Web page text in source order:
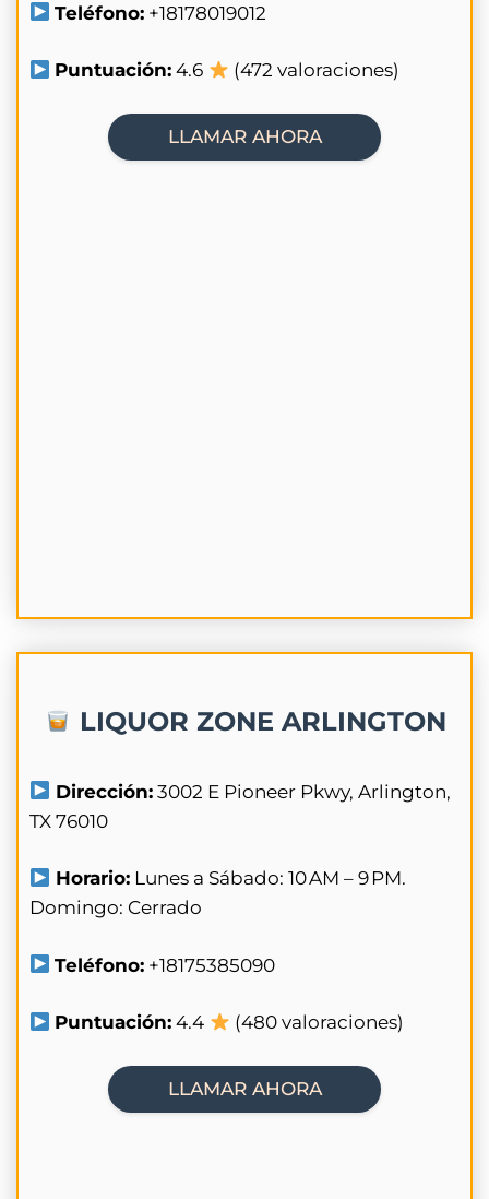
Teléfono: +18178019012
Puntuación: 4.6 (472 valoraciones)
LLAMAR AHORA
LIQUOR ZONE ARLINGTON
Dirección: 3002 E Pioneer Pkwy, Arlington,
TX 76010
Horario: Lunes a Sábado: 10 AM – 9 PM.
Domingo: Cerrado
Teléfono: +18175385090
Puntuación: 4.4 (480 valoraciones)
LLAMAR AHORA